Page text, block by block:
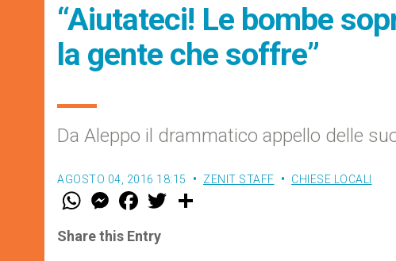
“Aiutateci! Le bombe
la gente che soffre”
Da Aleppo il drammatico appello delle
AGOSTO 04, 2016 18:15 ZENIT STAFF CHIESE LOCALI
W
t
s
M
e
s
e
F
a
e
b
w
Share this Entry